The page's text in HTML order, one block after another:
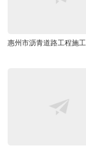
惠州市沥青道路工程施工